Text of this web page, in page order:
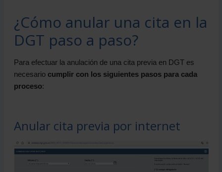
¿Cómo anular una cita en la
DGT paso a paso?
Para efectuar la anulación de una cita previa en DGT es
necesario cumplir con los siguientes pasos para cada
proceso:
Anular cita previa por internet